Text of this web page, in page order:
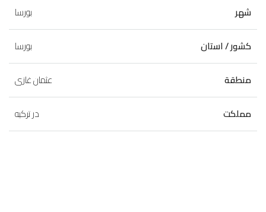
شهر
بورسا
کشور / استان
بورسا
منطقة
عثمان غازى
مملکت
در ترکیه